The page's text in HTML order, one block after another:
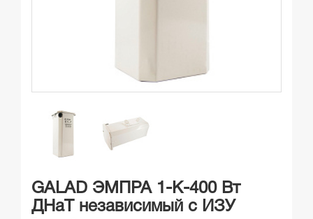
GALAD ЭМПРА 1-К-400 Вт
ДНаТ независимый с ИЗУ